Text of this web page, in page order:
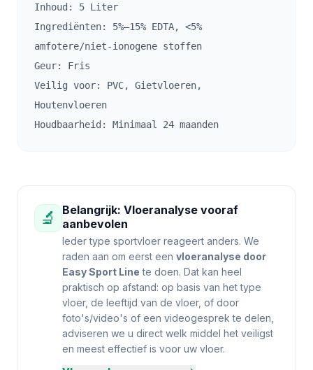
Inhoud: 5 Liter
Ingrediënten: 5%–15% EDTA, <5%
amfotere/niet-ionogene stoffen
Geur: Fris
Veilig voor: PVC, Gietvloeren,
Houtenvloeren
Houdbaarheid: Minimaal 24 maanden
🔬
Belangrijk: Vloeranalyse vooraf
aanbevolen
Ieder type sportvloer reageert anders. We
raden aan om eerst een vloeranalyse door
Easy Sport Line te doen. Dat kan heel
praktisch op afstand: op basis van het type
vloer, de leeftijd van de vloer, of door
foto's/video's of een videogesprek te delen,
adviseren we u direct welk middel het veiligst
en meest effectief is voor uw vloer.